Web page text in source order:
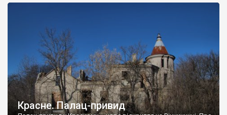
Красне. Палац-привид